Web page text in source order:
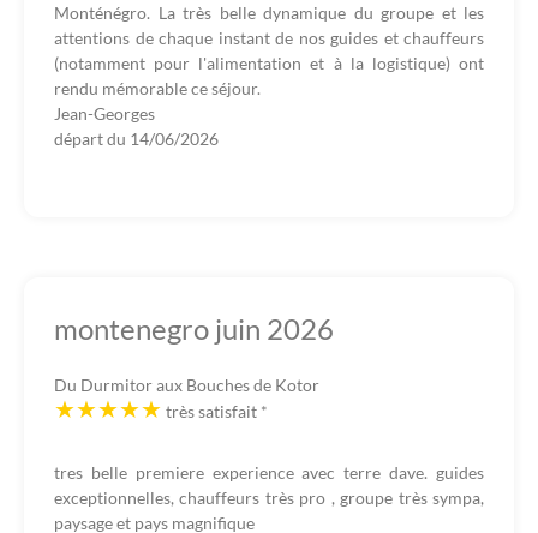
Monténégro. La très belle dynamique du groupe et les
attentions de chaque instant de nos guides et chauffeurs
(notamment pour l'alimentation et à la logistique) ont
rendu mémorable ce séjour.
Jean-Georges
départ du 14/06/2026
montenegro juin 2026
Du Durmitor aux Bouches de Kotor
très satisfait *
tres belle premiere experience avec terre dave. guides
exceptionnelles, chauffeurs très pro , groupe très sympa,
paysage et pays magnifique